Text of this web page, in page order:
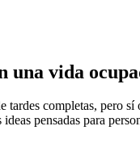
una vida
completas, pero
pensadas para